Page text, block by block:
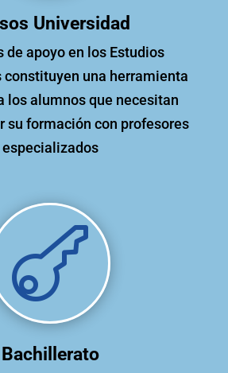
Universidad
de apoyo en los Estudios
constituyen una herramienta
los alumnos que necesitan
su formación con profesores
especializados

Bachillerato